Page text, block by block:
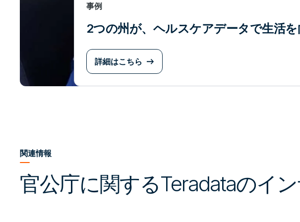
事例
2つの州が、ヘルスケアデータで生活
詳細はこちら
関連情報
官公庁に関するTeradataのイ